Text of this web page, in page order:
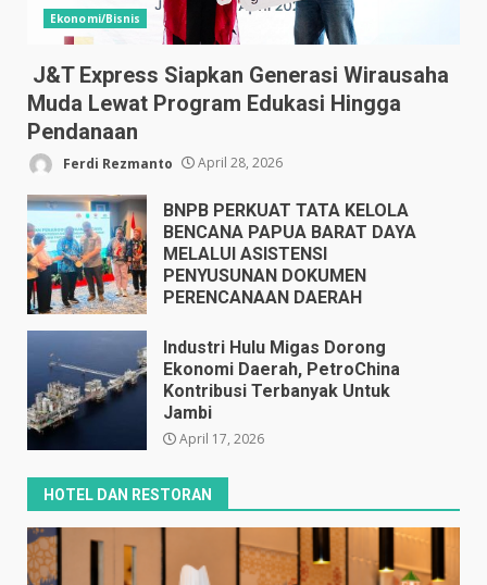
Ekonomi/Bisnis
J&T Express Siapkan Generasi Wirausaha
Muda Lewat Program Edukasi Hingga
Pendanaan
Ferdi Rezmanto April 28, 2026
BNPB PERKUAT TATA KELOLA
BENCANA PAPUA BARAT DAYA
MELALUI ASISTENSI
PENYUSUNAN DOKUMEN
PERENCANAAN DAERAH
Industri Hulu Migas Dorong
Ekonomi Daerah, PetroChina
Kontribusi Terbanyak Untuk
Jambi
April 17, 2026
HOTEL DAN RESTORAN